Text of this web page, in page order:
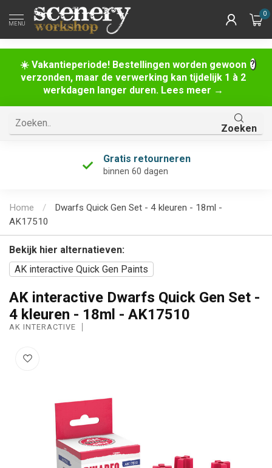
☀️ Vakantieperiode! Bestellingen worden gewoon
verzonden, maar de verwerking kan tijdelijk 1 à 2
werkdagen langer duren. Lees meer →
MENU
0
Zoeken
Gratis retourneren
binnen 60 dagen
Home /
Dwarfs Quick Gen Set - 4 kleuren - 18ml -
AK17510
Bekijk hier alternatieven:
AK interactive Quick Gen Paints
AK interactive Dwarfs Quick Gen Set -
4 kleuren - 18ml - AK17510
AK INTERACTIVE